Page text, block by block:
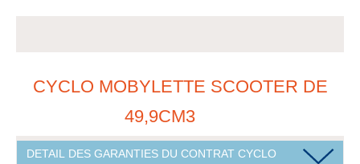
CYCLO MOBYLETTE SCOOTER DE
49,9CM3
DETAIL DES GARANTIES DU CONTRAT CYCLO